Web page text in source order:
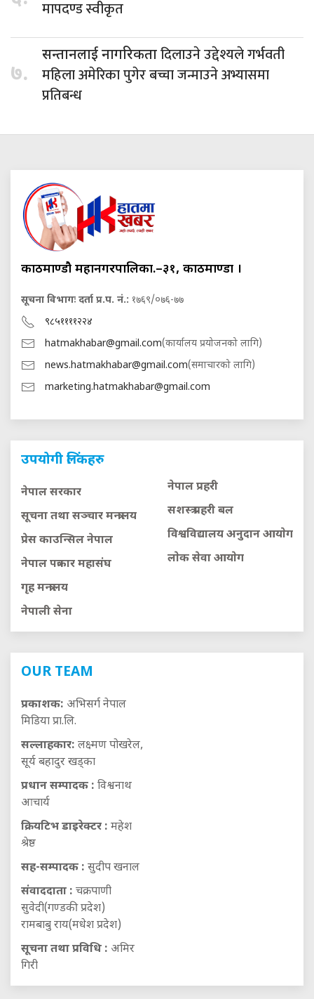
मापदण्ड स्वीकृत
७.
सन्तानलाई नागरिकतादिलाउने उद्देश्यले गर्भवती
महिला अमेरिका पुगेर बच्चा जन्माउने अभ्यासमा
प्रतिबन्ध
काठमाण्डौ महानगरपालिका.–३१, काठमाण्डौं ।
सूचना विभागः दर्ता प्र.प. नं.: १७६९/०७६-७७
९८५११११२२४
hatmakhabar@gmail.com(कार्यालय प्रयोजनको लागि)
news.hatmakhabar@gmail.com(समाचारको लागि)
marketing.hatmakhabar@gmail.com
उपयोगी लिंकहरु
नेपाल सरकार
सूचना तथा सञ्चार मन्त्रालय
प्रेस काउन्सिल नेपाल
नेपाल पत्रकार महासंघ
गृह मन्त्रालय
नेपाली सेना
नेपाल प्रहरी
सशस्त्र प्रहरी बल
विश्वविद्यालय अनुदान आयाेग
लाेक सेवा आयाेग
OUR TEAM
प्रकाशक: अभिसर्ग नेपाल
मिडिया प्रा.लि.
सल्लाहकार: लक्ष्मण पोखरेल,
सूर्य बहादुर खड्का
प्रधान सम्पादक : विश्वनाथ
आचार्य
क्रियटिभ डाइरेक्टर : महेश
श्रेष्ठ
सह-सम्पादक : सुदीप खनाल
संवाददाता : चक्रपाणी
सुवेदी(गण्डकी प्रदेश)
रामबाबु राय(मधेश प्रदेश)
सूचना तथा प्रविधि : अमिर
गिरी